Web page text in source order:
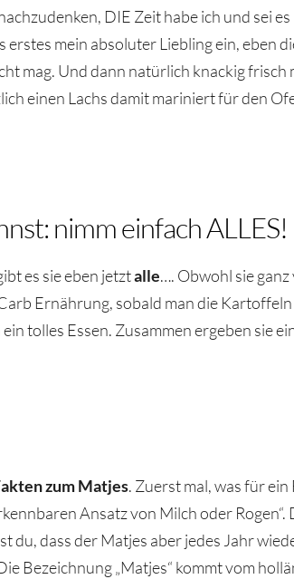
DIE Zeit habe ich und sei
mein absoluter Liebling ein, eben
mag. Und dann natürlich knackig
einen Lachs damit mariniert für den
nimm einfach ALLES!
es sie eben jetztalle…. Obwohl sie
Ernährung, sobald man die
tolles Essen. Zusammen ergeben sie
zum Matjes. Zuerst mal, was für
Ansatz von Milch oder
dass der Matjes aber jedes Jahr
Bezeichnung „Matjes“ kommt vom